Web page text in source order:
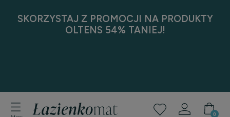
SKORZYSTAJ Z PROMOCJI NA PRODUKTY
OLTENS 54% TANIEJ!